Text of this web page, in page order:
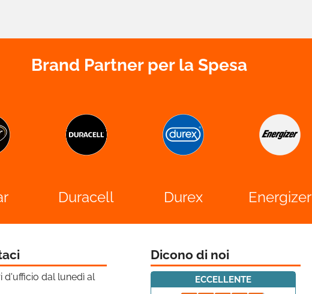
Brand Partner per la Spesa
Duracell Durex Energizer
d'ufficio dal lunedì al
Dicono di noi
ECCELLENTE